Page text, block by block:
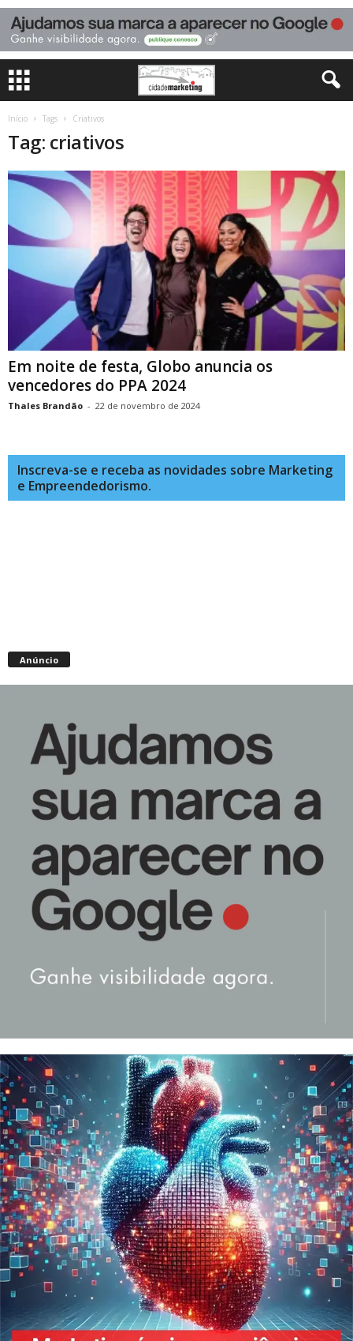
Início Tags Criativos
Tag: criativos
Em noite de festa, Globo anuncia os
vencedores do PPA 2024
Thales Brandão - 22 de novembro de 2024
Inscreva-se e receba as novidades sobre Marketing
e Empreendedorismo.
Anúncio